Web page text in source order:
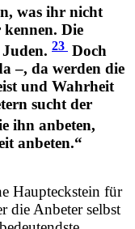
was ihr nicht
Die
23 Doch
–, da werden die
und Wahrheit
sucht der
ihn anbeten,
anbeten.“
Haupteckstein für
die Anbeter selbst